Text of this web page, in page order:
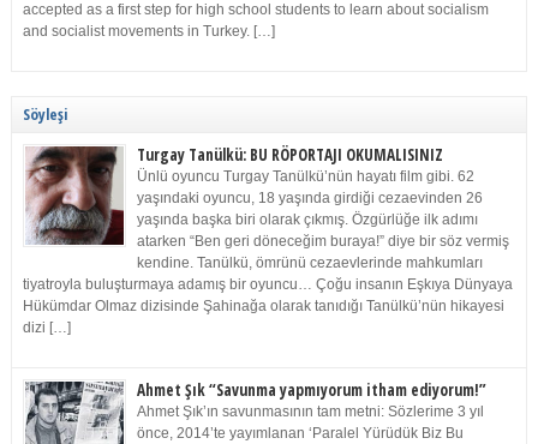
accepted as a first step for high school students to learn about socialism
and socialist movements in Turkey. […]
Söyleşi
Turgay Tanülkü: BU RÖPORTAJI OKUMALISINIZ
Ünlü oyuncu Turgay Tanülkü’nün hayatı film gibi. 62
yaşındaki oyuncu, 18 yaşında girdiği cezaevinden 26
yaşında başka biri olarak çıkmış. Özgürlüğe ilk adımı
atarken “Ben geri döneceğim buraya!” diye bir söz vermiş
kendine. Tanülkü, ömrünü cezaevlerinde mahkumları
tiyatroyla buluşturmaya adamış bir oyuncu… Çoğu insanın Eşkıya Dünyaya
Hükümdar Olmaz dizisinde Şahinağa olarak tanıdığı Tanülkü’nün hikayesi
dizi […]
Ahmet Şık “Savunma yapmıyorum itham ediyorum!”
Ahmet Şık’ın savunmasının tam metni: Sözlerime 3 yıl
önce, 2014’te yayımlanan ‘Paralel Yürüdük Biz Bu